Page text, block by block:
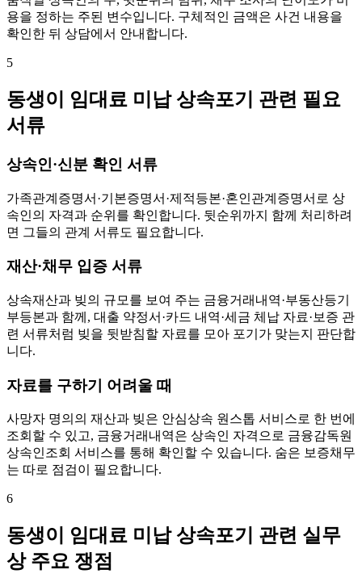
용을 정하는 주된 변수입니다. 구체적인 금액은 사건 내용을
확인한 뒤 상담에서 안내합니다.
5
동생이 임대료 미납 상속포기 관련 필요
서류
상속인·신분 확인 서류
가족관계증명서·기본증명서·제적등본·혼인관계증명서로 상
속인의 자격과 순위를 확인합니다. 뒷순위까지 함께 처리하려
면 그들의 관계 서류도 필요합니다.
재산·채무 입증 서류
상속재산과 빚의 규모를 보여 주는 금융거래내역·부동산등기
부등본과 함께, 대출 약정서·카드 내역·세금 체납 자료·보증 관
련 서류처럼 빚을 뒷받침할 자료를 모아 포기가 맞는지 판단합
니다.
자료를 구하기 어려울 때
사망자 명의의 재산과 빚은 안심상속 원스톱 서비스로 한 번에
조회할 수 있고, 금융거래내역은 상속인 자격으로 금융감독원
상속인조회 서비스를 통해 확인할 수 있습니다. 숨은 보증채무
는 따로 점검이 필요합니다.
6
동생이 임대료 미납 상속포기 관련 실무
상 주요 쟁점